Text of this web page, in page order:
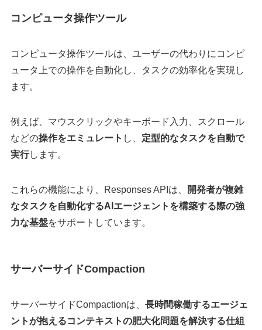
コンピュータ操作ツール
コンピュータ操作ツールは、ユーザーの代わりにコンピ
ュータ上での操作を自動化し、タスクの効率化を実現し
ます。​
例えば、マウスクリックやキーボード入力、スクロール
などの操作をエミュレート し、 定型的なタスクを自動で
実行します。
これらの機能により、Responses APIは、
開発者が複雑
なタスクを自動化するAIエージェントを構築する際の強
力な基盤をサポートしています。
サーバーサイドCompaction
サーバーサイドCompactionは、 長時間稼働するエージェ
ントが抱えるコンテキストの肥大化問題を解決する仕組